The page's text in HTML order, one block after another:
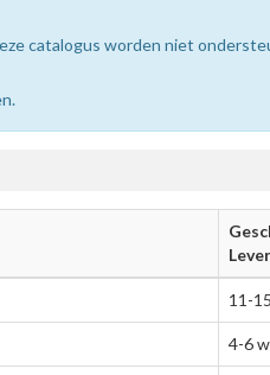
catalogus worden niet
11-
4-6